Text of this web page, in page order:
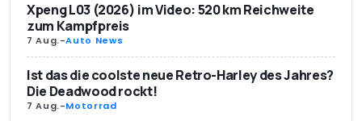
Xpeng L03 (2026) im Video: 520 km Reichweite
zum Kampfpreis
7 Aug.-Auto News
Ist das die coolste neue Retro-Harley des Jahres?
Die Deadwood rockt!
7 Aug.-Motorrad